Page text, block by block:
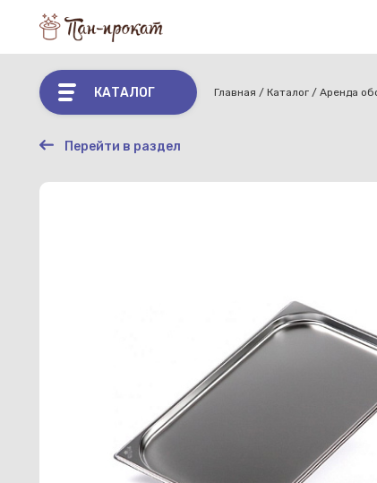
КАТАЛОГ Главная Каталог Аренда
Перейти в раздел